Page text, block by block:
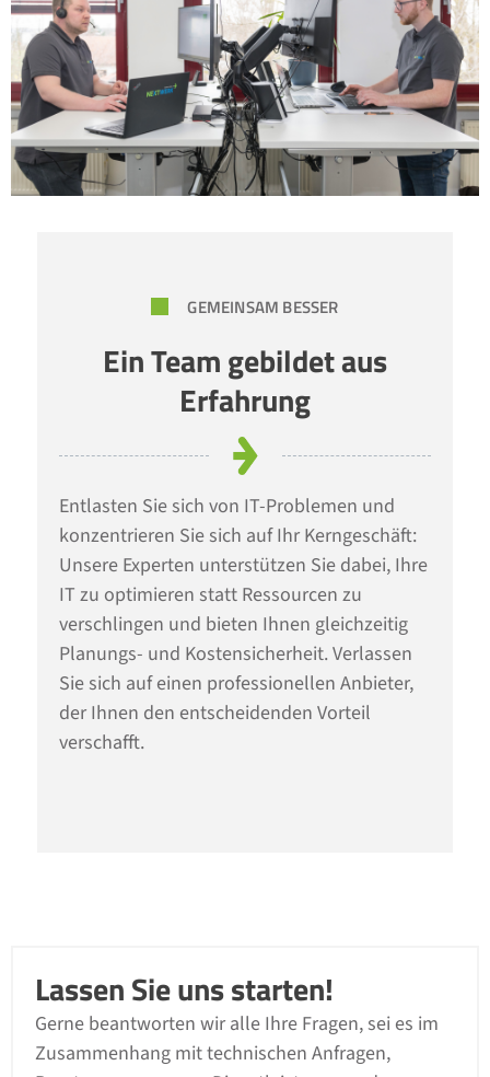
GEMEINSAM BESSER
Ein Team gebildet aus
Erfahrung
Entlasten Sie sich von IT-Problemen und
konzentrieren Sie sich auf Ihr Kerngeschäft:
Unsere Experten unterstützen Sie dabei, Ihre
IT zu optimieren statt Ressourcen zu
verschlingen und bieten Ihnen gleichzeitig
Planungs- und Kostensicherheit. Verlassen
Sie sich auf einen professionellen Anbieter,
der Ihnen den entscheidenden Vorteil
verschafft.
Lassen Sie uns starten!
Gerne beantworten wir alle Ihre Fragen, sei es im
Zusammenhang mit technischen Anfragen,